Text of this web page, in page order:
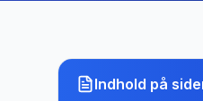
Indhold på